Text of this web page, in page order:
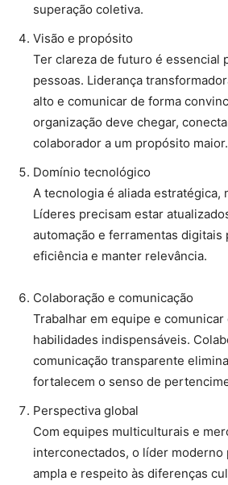
superação coletiva.
Visão e propósito
Ter clareza de futuro é essencial
pessoas. Liderança
alto e comunicar de forma
organização deve chegar,
colaborador a um propósito maior.
Domínio tecnológico
A tecnologia é aliada estratégica,
Líderes precisam estar
automação e ferramentas digitais
eficiência e manter relevância.
Colaboração e comunicação
Trabalhar em equipe e comunicar
habilidades indispensáveis.
comunicação transparente
fortalecem o senso de
Perspectiva global
Com equipes multiculturais e
interconectados, o líder moderno
ampla e respeito às diferenças